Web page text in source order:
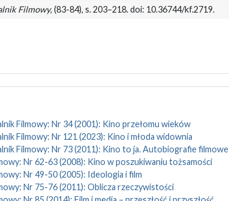
Filmowy, (83-84), s. 203–218. doi: 10.36744/kf.2719.
Filmowy: Nr 34 (2001): Kino przełomu wieków
Filmowy: Nr 121 (2023): Kino i młoda widownia
Filmowy: Nr 73 (2011): Kino to ja. Autobiografie filmowe
Nr 62-63 (2008): Kino w poszukiwaniu tożsamości
Nr 49-50 (2005): Ideologia i film
Nr 75-76 (2011): Oblicza rzeczywistości